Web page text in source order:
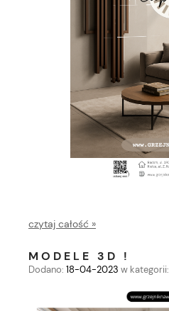
czytaj całość »
MODELE 3D !
Dodano: 18-04-2023 w kategorii: